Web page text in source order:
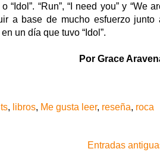
“Run”, “I need you” y “We
a base de mucho esfuerzo junto
un día que tuvo “Idol”.
Por Grace
, libros, Me gusta leer, reseña, roca
Entradas